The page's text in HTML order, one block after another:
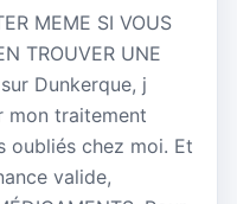
MEME SI VOUS
TROUVER UNE
Dunkerque, j
mon traitement
oubliés chez moi. Et
valide,